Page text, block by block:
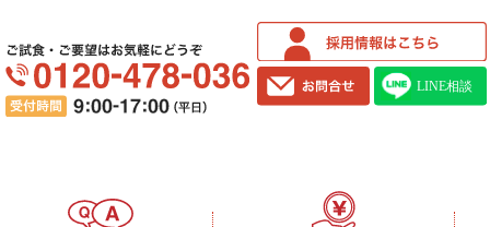
ご試食・ご要望はお気軽にどうぞ